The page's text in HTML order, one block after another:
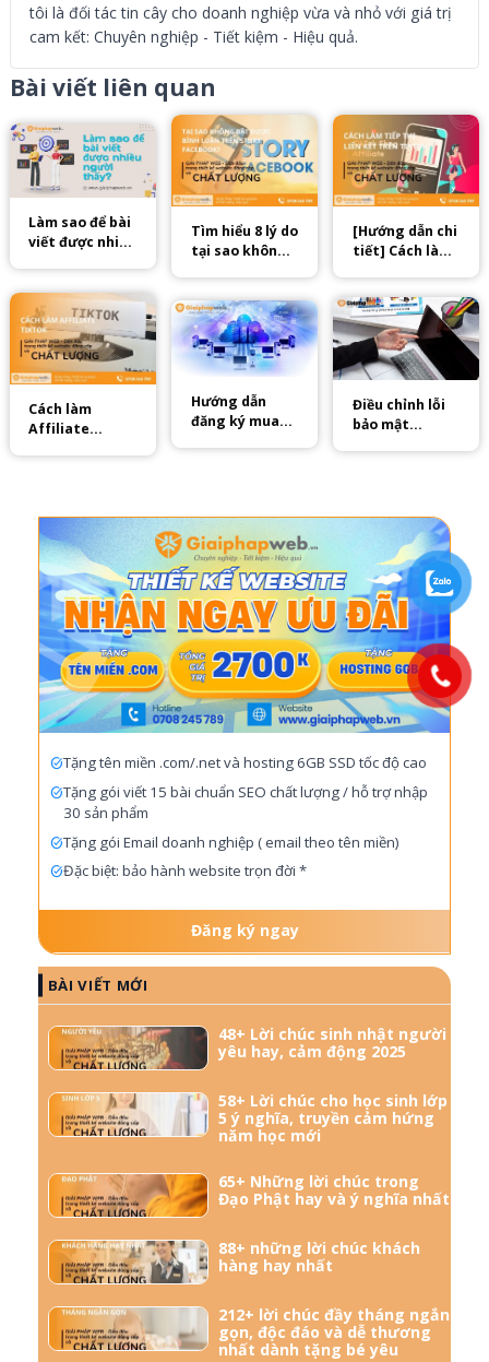
tôi là đối tác tin cây cho doanh nghiệp vừa và nhỏ với giá trị
cam kết: Chuyên nghiệp - Tiết kiệm - Hiệu quả.
Bài viết liên quan
Làm sao để bài
viết được nhiều
Tìm hiểu 8 lý do
tại sao không
facebook?
[Hướng dẫn chi
tiết] Cách làm
Cách làm
Affiliate
Hướng dẫn
đăng ký mua
Điều chỉnh lỗi
bảo mật
hiệu quả cao
Tặng tên miền .com/.net và hosting 6GB SSD tốc độ cao
Tặng gói viết 15 bài chuẩn SEO chất lượng / hỗ trợ nhập
30 sản phẩm
Tặng gói Email doanh nghiệp ( email theo tên miền)
Đặc biệt: bảo hành website trọn đời *
Đăng ký ngay
BÀI VIẾT MỚI
48+ Lời chúc sinh nhật người
yêu hay, cảm động 2025
58+ Lời chúc cho học sinh lớp
5 ý nghĩa, truyền cảm hứng
năm học mới
65+ Những lời chúc trong
Đạo Phật hay và ý nghĩa nhất
88+ những lời chúc khách
hàng hay nhất
212+ lời chúc đầy tháng ngắn
gọn, độc đáo và dễ thương
nhất dành tặng bé yêu